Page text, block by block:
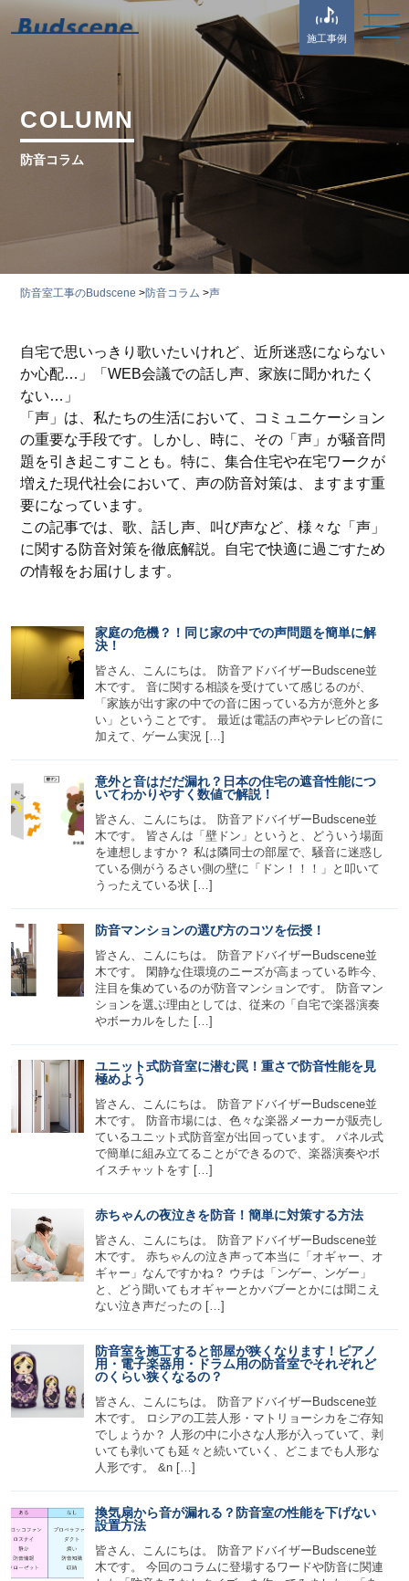
施工事例
COLUMN
防音コラム
防音室工事のBudscene >防音コラム >声
自宅で思いっきり歌いたいけれど、近所迷惑にならない
か心配…」「WEB会議での話し声、家族に聞かれたく
ない…」
「声」は、私たちの生活において、コミュニケーション
の重要な手段です。しかし、時に、その「声」が騒音問
題を引き起こすことも。特に、集合住宅や在宅ワークが
増えた現代社会において、声の防音対策は、ますます重
要になっています。
この記事では、歌、話し声、叫び声など、様々な「声」
に関する防音対策を徹底解説。自宅で快適に過ごすため
の情報をお届けします。
家庭の危機？！同じ家の中での声問題を簡単に解
決！
皆さん、こんにちは。 防音アドバイザーBudscene並
木です。 音に関する相談を受けていて感じるのが、
「家族が出す家の中での音に困っている方が意外と多
い」ということです。 最近は電話の声やテレビの音に
加えて、ゲーム実況 […]
意外と音はだだ漏れ？日本の住宅の遮音性能につ
いてわかりやすく数値で解説！
皆さん、こんにちは。 防音アドバイザーBudscene並
木です。 皆さんは「壁ドン」というと、どういう場面
を連想しますか？ 私は隣同士の部屋で、騒音に迷惑し
ている側がうるさい側の壁に「ドン！！！」と叩いて
うったえている状 […]
防音マンションの選び方のコツを伝授！
皆さん、こんにちは。 防音アドバイザーBudscene並
木です。 閑静な住環境のニーズが高まっている昨今、
注目を集めているのが防音マンションです。 防音マン
ションを選ぶ理由としては、従来の「自宅で楽器演奏
やボーカルをした […]
ユニット式防音室に潜む罠！重さで防音性能を見
極めよう
皆さん、こんにちは。 防音アドバイザーBudscene並
木です。 防音市場には、色々な楽器メーカーが販売し
ているユニット式防音室が出回っています。 パネル式
で簡単に組み立てることができるので、楽器演奏やボ
イスチャットをす […]
赤ちゃんの夜泣きを防音！簡単に対策する方法
皆さん、こんにちは。 防音アドバイザーBudscene並
木です。 赤ちゃんの泣き声って本当に「オギャー、オ
ギャー」なんですかね？ ウチは「ンゲー、ンゲー」
と、どう聞いてもオギャーとかバブーとかには聞こえ
ない泣き声だったの […]
防音室を施工すると部屋が狭くなります！ピアノ
用・電子楽器用・ドラム用の防音室でそれぞれど
のくらい狭くなるの？
皆さん、こんにちは。 防音アドバイザーBudscene並
木です。 ロシアの工芸人形・マトリョーシカをご存知
でしょうか？ 人形の中に小さな人形が入っていて、剥
いても剥いても延々と続いていく、どこまでも人形な
人形です。 &n […]
換気扇から音が漏れる？防音室の性能を下げない
設置方法
皆さん、こんにちは。 防音アドバイザーBudscene並
木です。 今回のコラムに登場するワードや防音に関連